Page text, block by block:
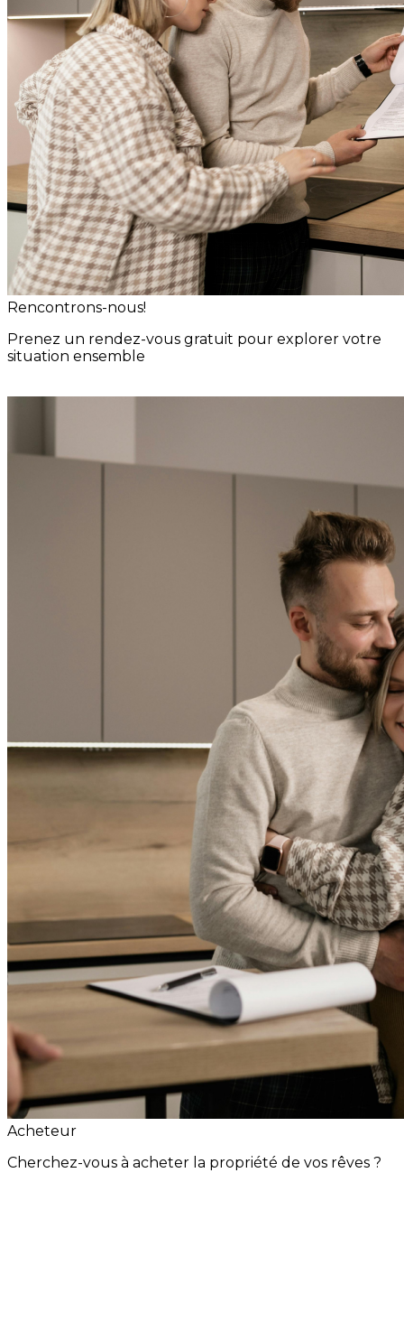
Rencontrons-nous!
Prenez un rendez-vous gratuit pour explorer votre
situation ensemble
Acheteur
Cherchez-vous à acheter la propriété de vos rêves ?